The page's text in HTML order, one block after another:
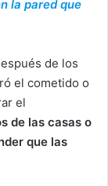
la pared que
de los
el cometido o
el
de las casas o
que las